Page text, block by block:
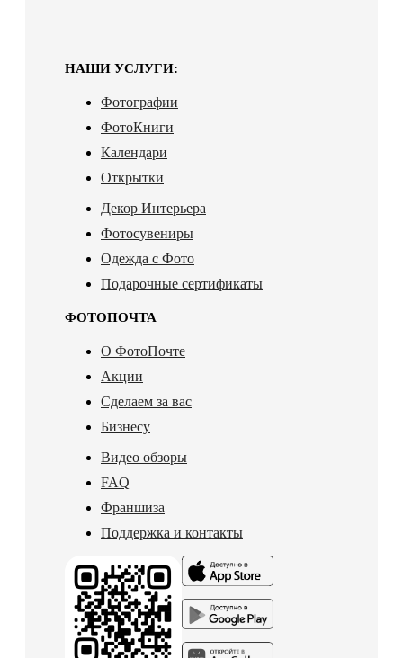
НАШИ УСЛУГИ:
Фотографии
ФотоКниги
Календари
Открытки
Декор Интерьера
Фотосувениры
Одежда с Фото
Подарочные сертификаты
ФОТОПОЧТА
О ФотоПочте
Акции
Сделаем за вас
Бизнесу
Видео обзоры
FAQ
Франшиза
Поддержка и контакты